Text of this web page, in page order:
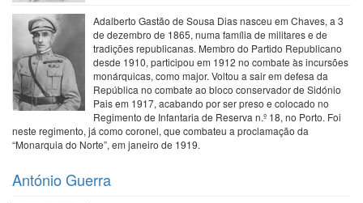
Adalberto Gastão de Sousa Dias nasceu em Chaves, a 3
de dezembro de 1865, numa família de militares e de
tradições republicanas. Membro do Partido Republicano
desde 1910, participou em 1912 no combate às incursões
monárquicas, como major. Voltou a sair em defesa da
República no combate ao bloco conservador de Sidónio
Pais em 1917, acabando por ser preso e colocado no
Regimento de Infantaria de Reserva n.º 18, no Porto. Foi
neste regimento, já como coronel, que combateu a proclamação da
“Monarquia do Norte”, em janeiro de 1919.
António Guerra